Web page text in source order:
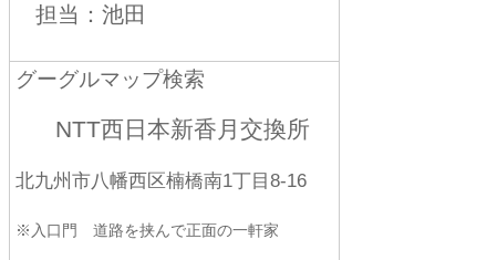
担当：池田
グーグルマップ検索
NTT西日本新香月交換所
北九州市八幡西区楠橋南1丁目8-16
※入口門 道路を挟んで正面の一軒家